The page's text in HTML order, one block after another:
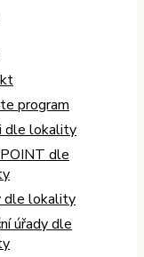
program
dle lokality
dle
dle lokality
úřady dle